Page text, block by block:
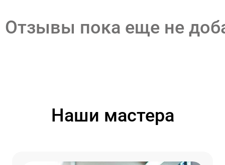
Отзывы пока еще не
Наши мастера